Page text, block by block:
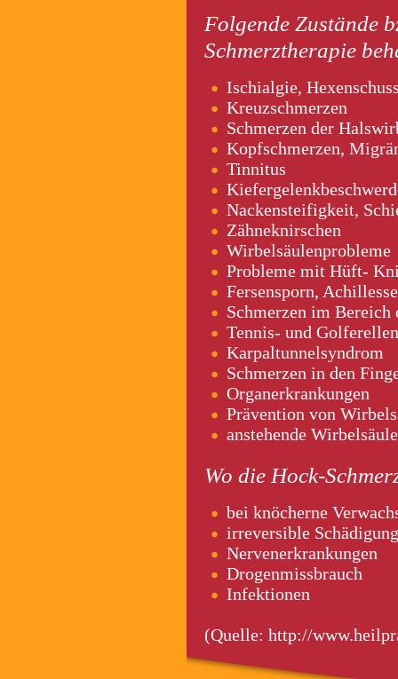
Folgende Zustände
Schmerztherapie
Ischialgie,
Kreuzschmerzen
Schmerzen der
Kopfschmerzen,
Tinnitus
Nackensteifigkeit,
Zähneknirschen
Wirbelsäulenprobleme
Probleme mit Hüft-
Fersensporn,
Schmerzen im Bereich
Tennis- und
Karpaltunnelsyndrom
Schmerzen in den
Organerkrankungen
Prävention von
anstehende
Wo die Hock-
bei knöcherne
irreversible
Nervenerkrankungen
Drogenmissbrauch
Infektionen
(Quelle: http://